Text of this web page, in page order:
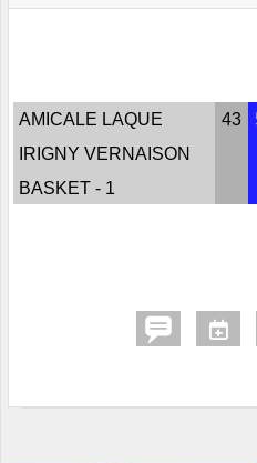
AMICALE LAQUE
IRIGNY VERNAISON
BASKET - 1
43